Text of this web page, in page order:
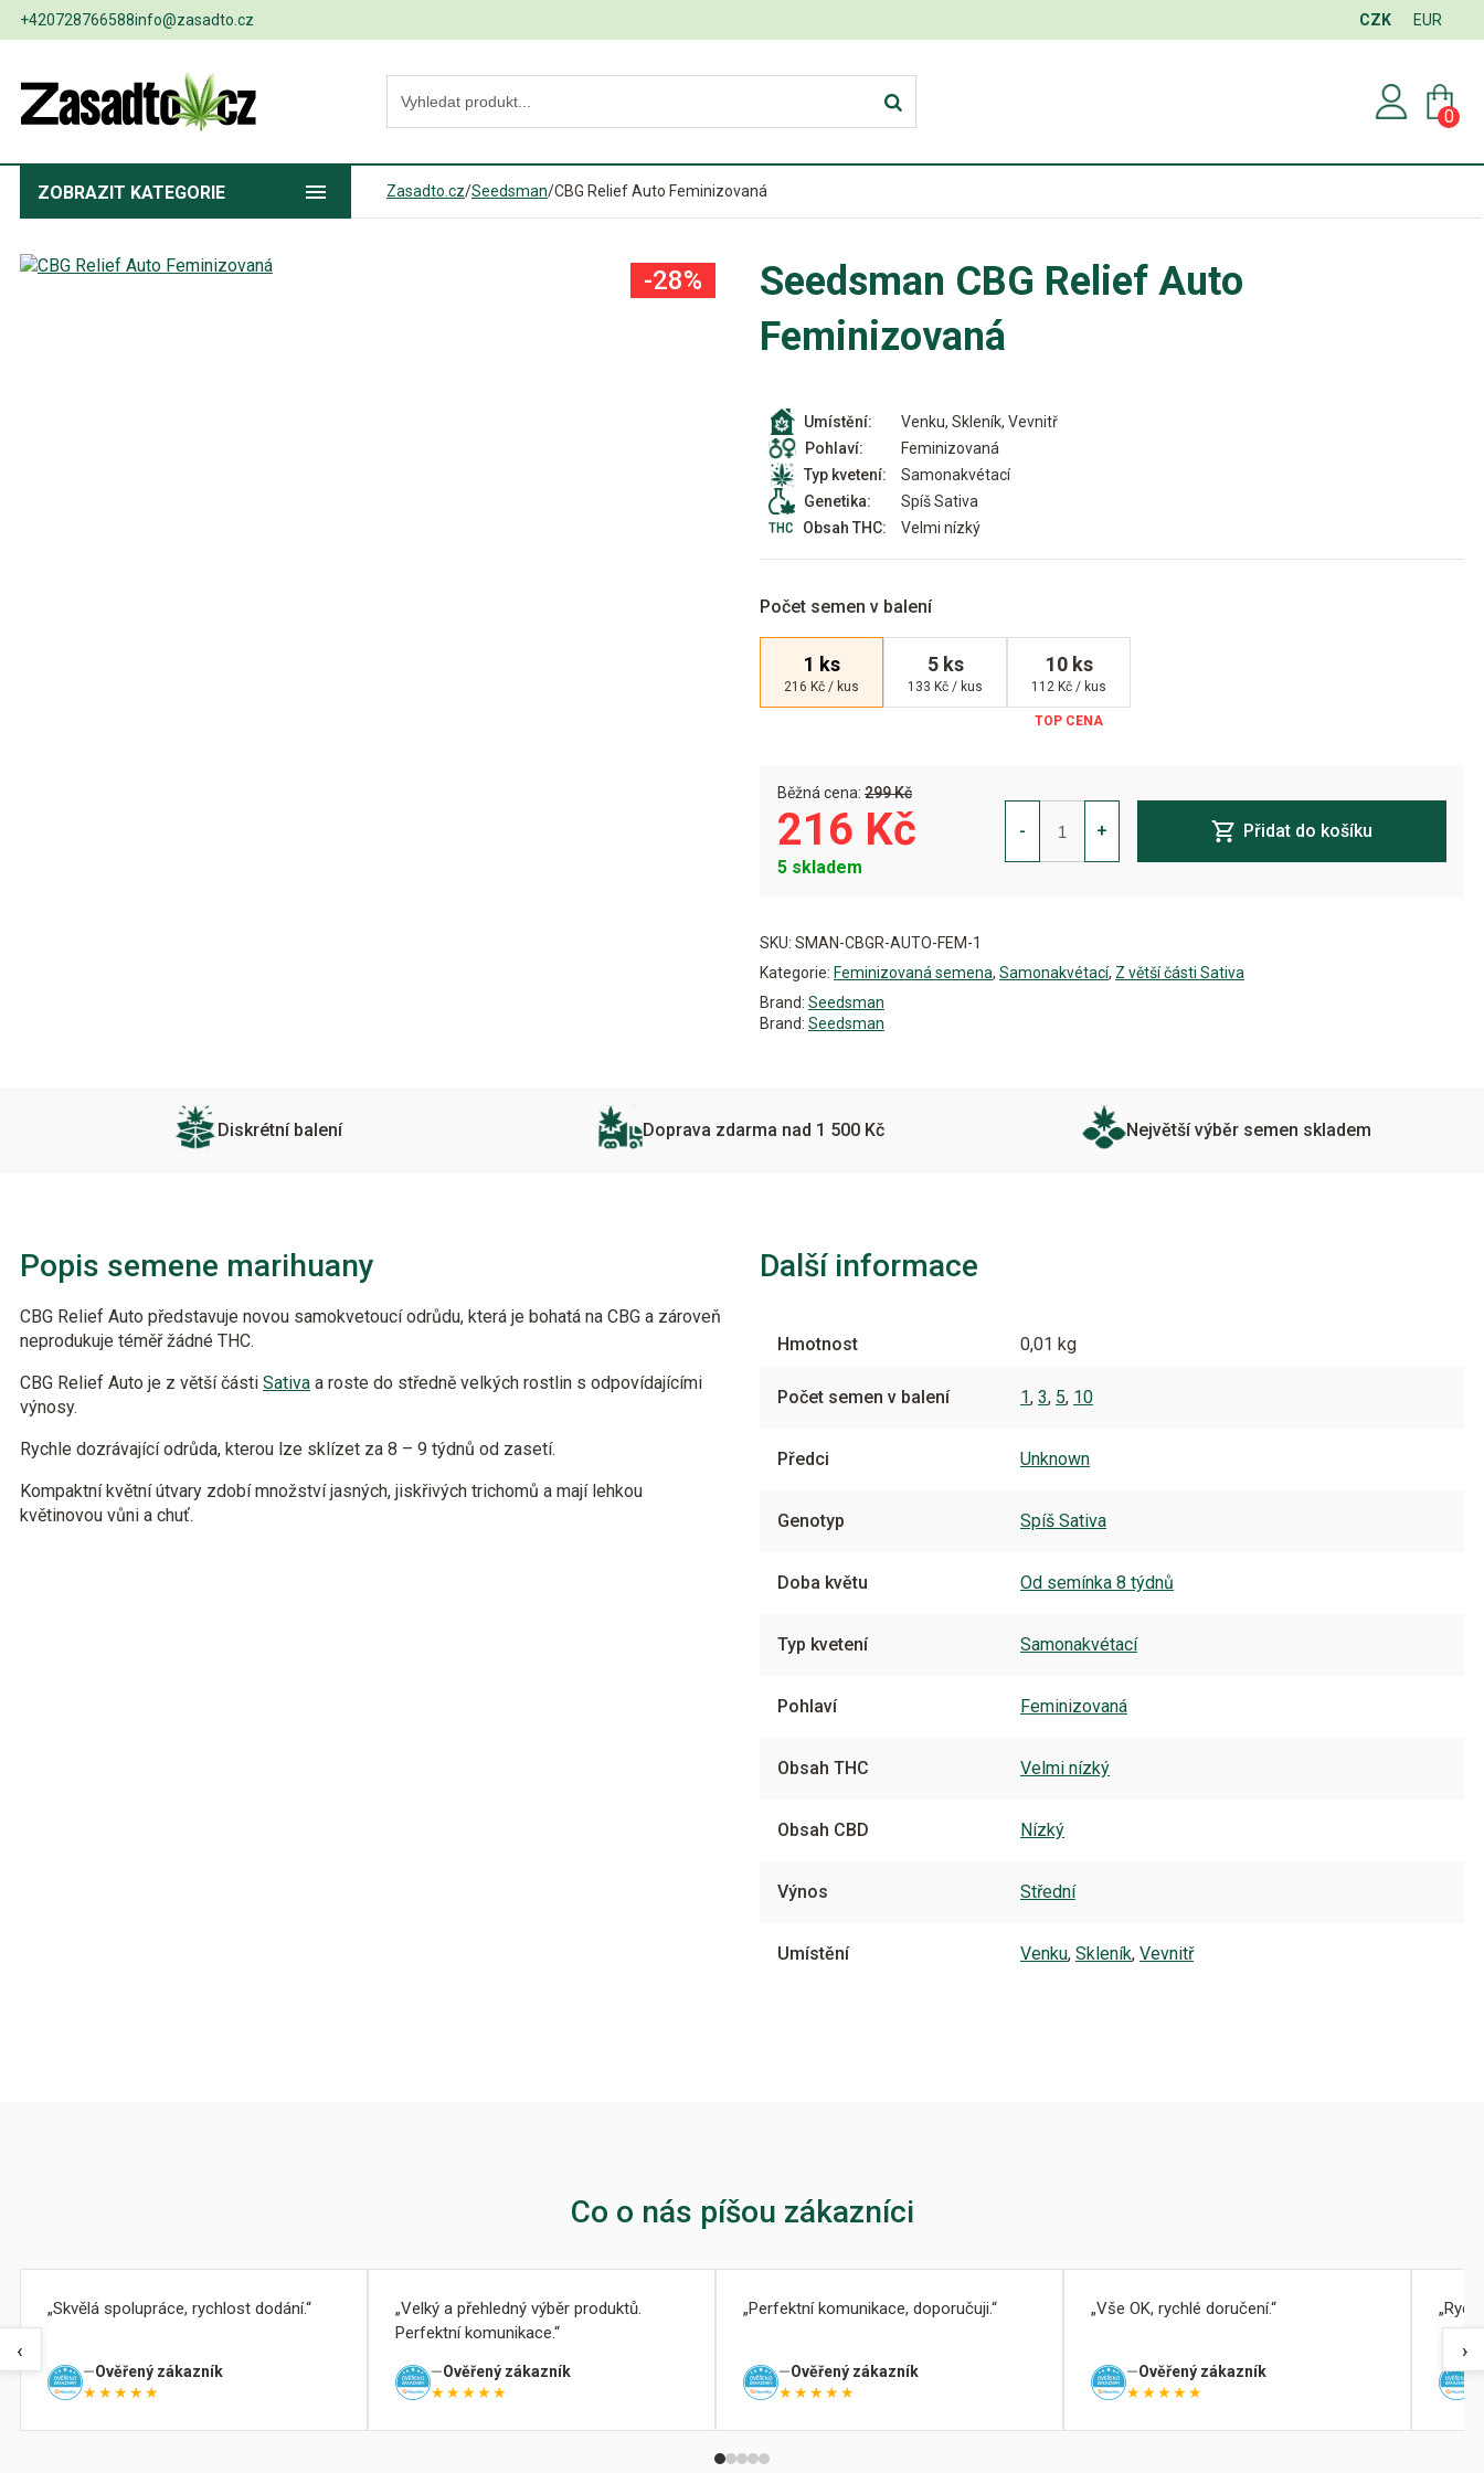
+420728766588info@zasadto.cz CZK EUR
0
ZOBRAZIT KATEGORIE Zasadto.cz/Seedsman/CBG Relief Auto Feminizovaná
Seedsman CBG Relief Auto
Feminizovaná
Umístění:
Venku, Skleník, Vevnitř
Pohlaví:
Feminizovaná
Typ kvetení:
Samonakvétací
Genetika:
Spíš Sativa
Obsah THC:
Velmi nízký
Počet semen v balení
1 ks
216 Kč / kus
5 ks
133 Kč / kus
10 ks
112 Kč / kus
Běžná cena: 299 Kč
-28%
216 Kč
5 skladem
-
CBG
Relief
Auto
Feminizovaná
+ Přidat do košíku
SKU: SMAN-CBGR-AUTO-FEM-1
Kategorie: Feminizovaná semena, Samonakvétací, Z větší části Sativa
Brand: Seedsman
Brand: Seedsman
Diskrétní balení Doprava zdarma nad 1 500 Kč Největší výběr semen skladem
Popis semene marihuany
CBG Relief Auto představuje novou samokvetoucí odrůdu, která je bohatá na CBG a zároveň
neprodukuje téměř žádné THC.
CBG Relief Auto je z větší části Sativa a roste do středně velkých rostlin s odpovídajícími
výnosy.
Rychle dozrávající odrůda, kterou lze sklízet za 8 – 9 týdnů od zasetí.
Kompaktní květní útvary zdobí množství jasných, jiskřivých trichomů a mají lehkou
květinovou vůni a chuť.
Další informace
Hmotnost 0,01 kg
Počet semen v balení 1, 3, 5, 10
Předci Unknown
Genotyp Spíš Sativa
Doba květu Od semínka 8 týdnů
Typ kvetení Samonakvétací
Pohlaví Feminizovaná
Obsah THC Velmi nízký
Obsah CBD Nízký
Výnos Střední
Umístění Venku, Skleník, Vevnitř
Co o nás píšou zákazníci
‹
Skvělá spolupráce, rychlost dodání.
Ověřený zákazník
★★★★★
Velký a přehledný výběr produktů.
Perfektní komunikace.
Ověřený zákazník
★★★★★
Perfektní komunikace, doporučuji.
Ověřený zákazník
★★★★★
Vše OK, rychlé doručení.
Ověřený zákazník
★★★★★
›